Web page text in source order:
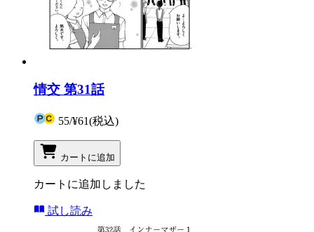
情交 第31話
55/¥61(税込)
カートに追加
カートに追加しました
試し読み